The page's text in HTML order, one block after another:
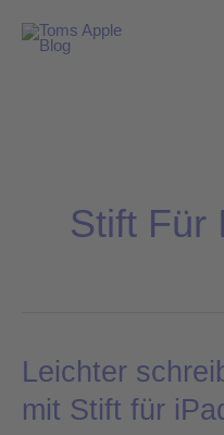
Inhalt
Stift Für
Leichter
mit Stift für
Leichter
schreiben
und